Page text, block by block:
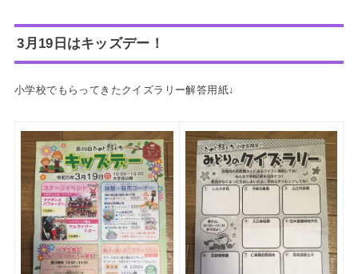
3月19日はキッズデー！
小学校でもらってきたクイズラリー解答用紙↓